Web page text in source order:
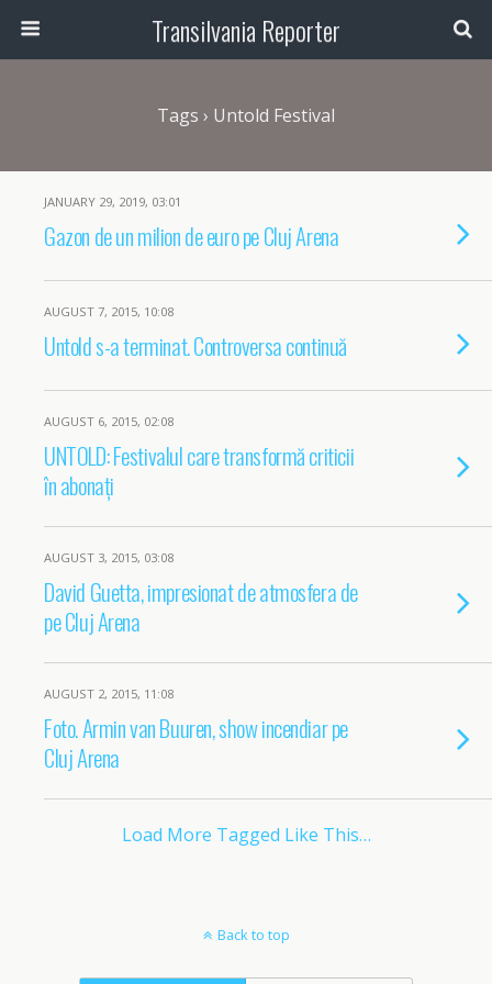
Transilvania Reporter
Tags › Untold Festival
JANUARY 29, 2019, 03:01
Gazon de un milion de euro pe Cluj Arena
AUGUST 7, 2015, 10:08
Untold s-a terminat. Controversa continuă
AUGUST 6, 2015, 02:08
UNTOLD: Festivalul care transformă criticii
în abonați
AUGUST 3, 2015, 03:08
David Guetta, impresionat de atmosfera de
pe Cluj Arena
AUGUST 2, 2015, 11:08
Foto. Armin van Buuren, show incendiar pe
Cluj Arena
Load More Tagged Like This…
Back to top